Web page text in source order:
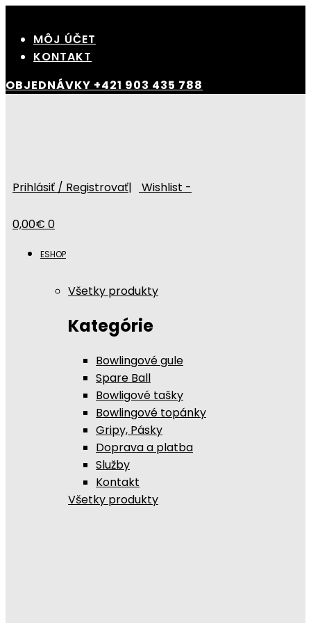
content
MÔJ ÚČET
KONTAKT
OBJEDNÁVKY +421 903 435 788
Prihlásiť / Registrovať| Wishlist -
0,00€ 0
ESHOP
Všetky produkty
Kategórie
Bowlingové gule
Spare Ball
Bowligové tašky
Bowlingové topánky
Gripy, Pásky
Doprava a platba
Služby
Kontakt
Všetky produkty